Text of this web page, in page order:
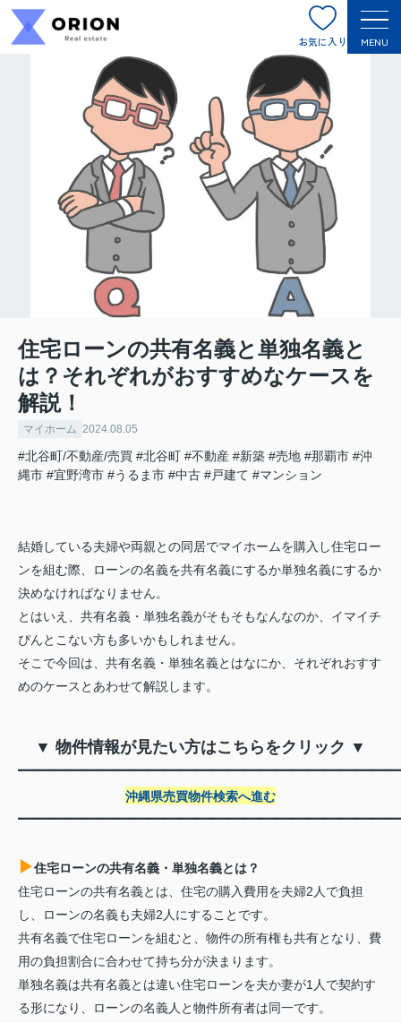
お気に入り MENU
住宅ローンの共有名義と単独名義と
は？それぞれがおすすめなケースを
解説！
マイホーム 2024.08.05
#北谷町/不動産/売買 #北谷町 #不動産 #新築 #売地 #那覇市 #沖
縄市 #宜野湾市 #うるま市 #中古 #戸建て #マンション
結婚している夫婦や両親との同居でマイホームを購入し住宅ロー
ンを組む際、ローンの名義を共有名義にするか単独名義にするか
決めなければなりません。
とはいえ、共有名義・単独名義がそもそもなんなのか、イマイチ
ぴんとこない方も多いかもしれません。
そこで今回は、共有名義・単独名義とはなにか、それぞれおすす
めのケースとあわせて解説します。
▼ 物件情報が見たい方はこちらをクリック ▼
沖縄県売買物件検索へ進む
▶住宅ローンの共有名義・単独名義とは？
住宅ローンの共有名義とは、住宅の購入費用を夫婦2人で負担
し、ローンの名義も夫婦2人にすることです。
共有名義で住宅ローンを組むと、物件の所有権も共有となり、費
用の負担割合に合わせて持ち分が決まります。
単独名義は共有名義とは違い住宅ローンを夫か妻が1人で契約す
る形になり、ローンの名義人と物件所有者は同一です。